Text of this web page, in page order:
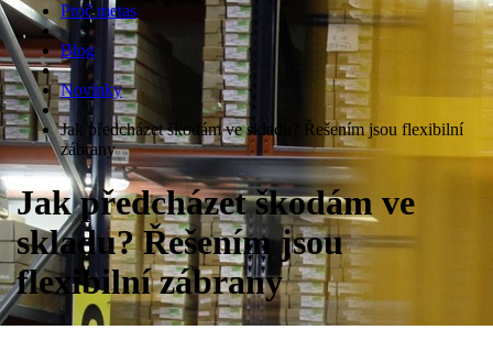
Proč metas
Blog
Novinky
Jak předcházet škodám ve skladu? Řešením jsou flexibilní
zábrany
Jak předcházet škodám ve
skladu? Řešením jsou
flexibilní zábrany